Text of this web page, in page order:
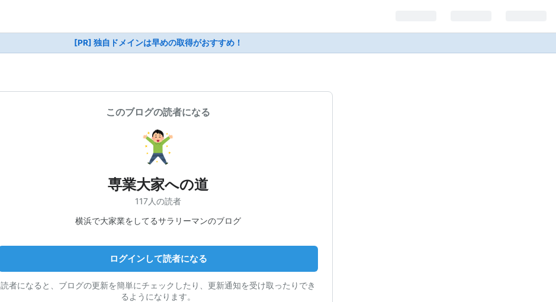
[PR] 独自ドメインは早めの取得がおすすめ！
このブログの読者になる
専業大家への道
117人の読者
横浜で大家業をしてるサラリーマンのブログ
ログインして読者になる
読者になると、ブログの更新を簡単にチェックしたり、更新通知を受け取ったりでき
るようになります。